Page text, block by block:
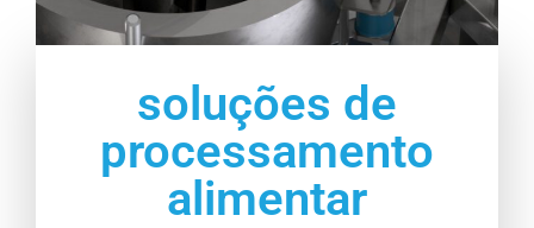
soluções de
processamento
alimentar